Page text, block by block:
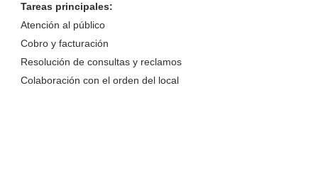
Tareas principales:
Atención al público
Cobro y facturación
Resolución de consultas y reclamos
Colaboración con el orden del local